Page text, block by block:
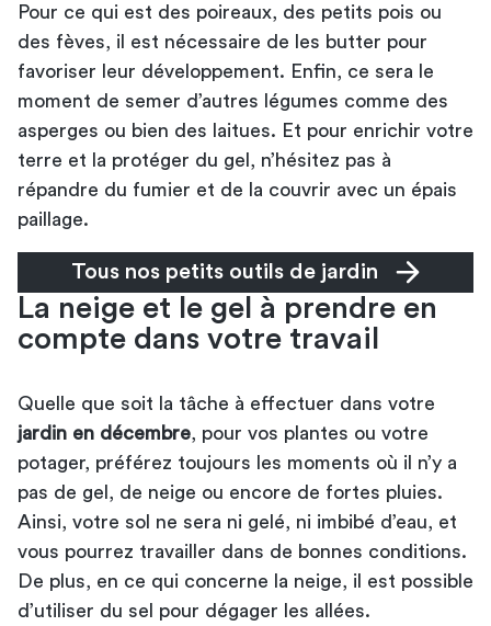
Pour ce qui est des poireaux, des petits pois ou
des fèves, il est nécessaire de les butter pour
favoriser leur développement. Enfin, ce sera le
moment de semer d’autres légumes comme des
asperges ou bien des laitues. Et pour enrichir votre
terre et la protéger du gel, n’hésitez pas à
répandre du fumier et de la couvrir avec un épais
paillage.
Tous nos petits outils de jardin
La neige et le gel à prendre en
compte dans votre travail
Quelle que soit la tâche à effectuer dans votre
jardin en décembre , pour vos plantes ou votre
potager, préférez toujours les moments où il n’y a
pas de gel, de neige ou encore de fortes pluies.
Ainsi, votre sol ne sera ni gelé, ni imbibé d’eau, et
vous pourrez travailler dans de bonnes conditions.
De plus, en ce qui concerne la neige, il est possible
d’utiliser du sel pour dégager les allées.